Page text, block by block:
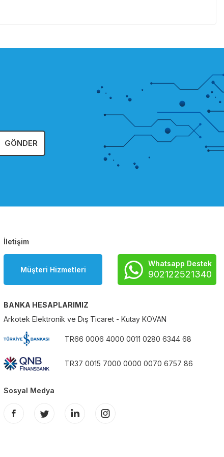
GÖNDER
İletişim
Müşteri Hizmetleri
Whatsapp Destek
902122521340
BANKA HESAPLARIMIZ
Arkotek Elektronik ve Dış Ticaret - Kutay KOVAN
TR66 0006 4000 0011 0280 6344 68
TR37 0015 7000 0000 0070 6757 86
Sosyal Medya